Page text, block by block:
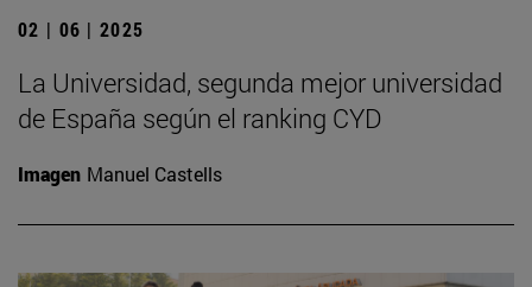
02 | 06 | 2025
La Universidad, segunda mejor universidad
de España según el ranking CYD
Imagen Manuel Castells